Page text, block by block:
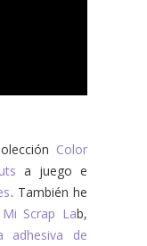
Color
a juego e
. También he
Scrap Lab,
adhesiva de